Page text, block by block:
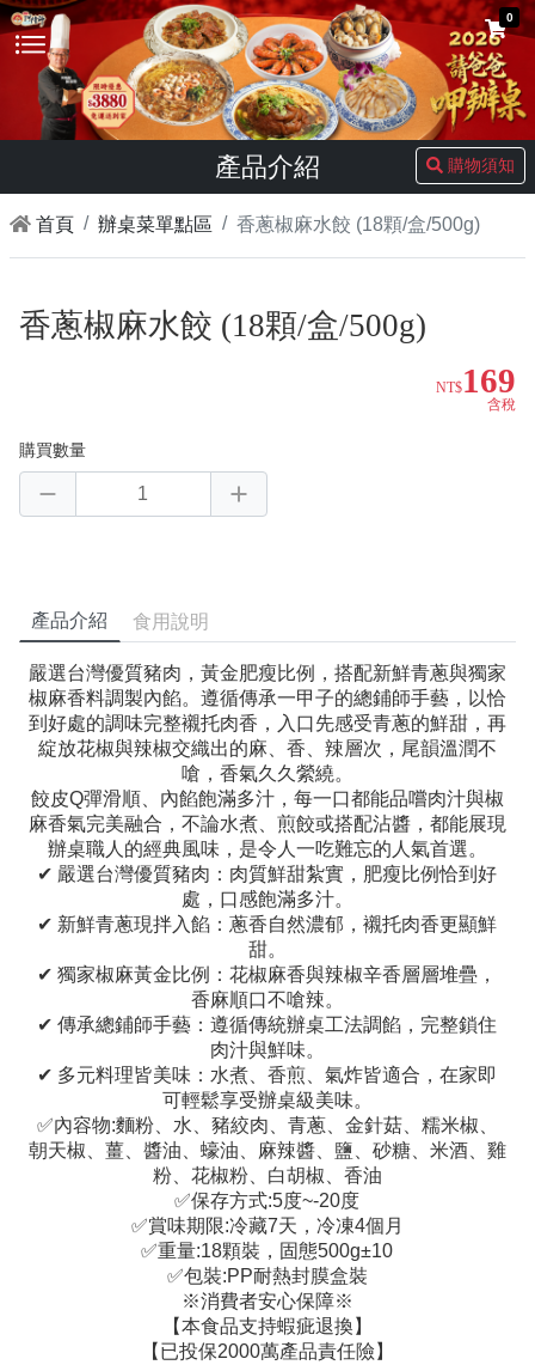
0
產品介紹
首頁 辦桌菜單點區 香蔥椒麻水餃 (18顆/盒/500g)
購物須知
香蔥椒麻水餃 (18顆/盒/500g)
NT$169
含稅
購買數量
產品介紹 食用說明
嚴選台灣優質豬肉，黃金肥瘦比例，搭配新鮮青蔥與獨家
椒麻香料調製內餡。遵循傳承一甲子的總鋪師手藝，以恰
到好處的調味完整襯托肉香，入口先感受青蔥的鮮甜，再
綻放花椒與辣椒交織出的麻、香、辣層次，尾韻溫潤不
嗆，香氣久久縈繞。
餃皮Q彈滑順、內餡飽滿多汁，每一口都能品嚐肉汁與椒
麻香氣完美融合，不論水煮、煎餃或搭配沾醬，都能展現
辦桌職人的經典風味，是令人一吃難忘的人氣首選。
✔ 嚴選台灣優質豬肉：肉質鮮甜紮實，肥瘦比例恰到好
處，口感飽滿多汁。
✔ 新鮮青蔥現拌入餡：蔥香自然濃郁，襯托肉香更顯鮮
甜。
✔ 獨家椒麻黃金比例：花椒麻香與辣椒辛香層層堆疊，
香麻順口不嗆辣。
✔ 傳承總鋪師手藝：遵循傳統辦桌工法調餡，完整鎖住
肉汁與鮮味。
✔ 多元料理皆美味：水煮、香煎、氣炸皆適合，在家即
可輕鬆享受辦桌級美味。
✅內容物:麵粉、水、豬絞肉、青蔥、金針菇、糯米椒、
朝天椒、薑、醬油、蠔油、麻辣醬、鹽、砂糖、米酒、雞
粉、花椒粉、白胡椒、香油
✅保存方式:5度~-20度
✅賞味期限:冷藏7天， 冷凍4個月
✅重量:18顆裝，固態500g±10
✅包裝:PP耐熱封膜盒裝
※消費者安心保障※
【本食品支持蝦疵退換】
【已投保2000萬產品責任險】